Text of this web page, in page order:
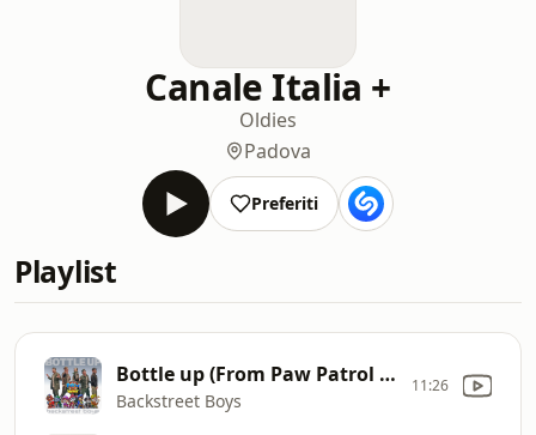
Canale Italia +
Oldies
Padova
Preferiti
Playlist
Bottle up (From Paw Patrol The Dino Movie)
Backstreet Boys
11:26